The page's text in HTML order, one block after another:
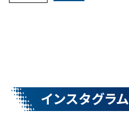
インスタグラム